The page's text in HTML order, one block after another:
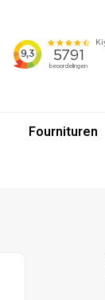
Fournituren